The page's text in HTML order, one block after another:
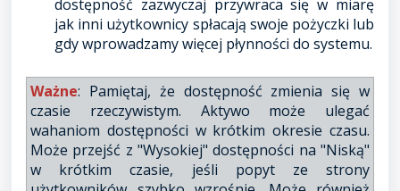
dostępność zazwyczaj przywraca się w miarę
jak inni użytkownicy spłacają swoje pożyczki lub
gdy wprowadzamy więcej płynności do systemu.
Ważne: Pamiętaj, że dostępność zmienia się w
czasie rzeczywistym. Aktywo może ulegać
wahaniom dostępności w krótkim okresie czasu.
Może przejść z "Wysokiej" dostępności na "Niską"
w krótkim czasie, jeśli popyt ze strony